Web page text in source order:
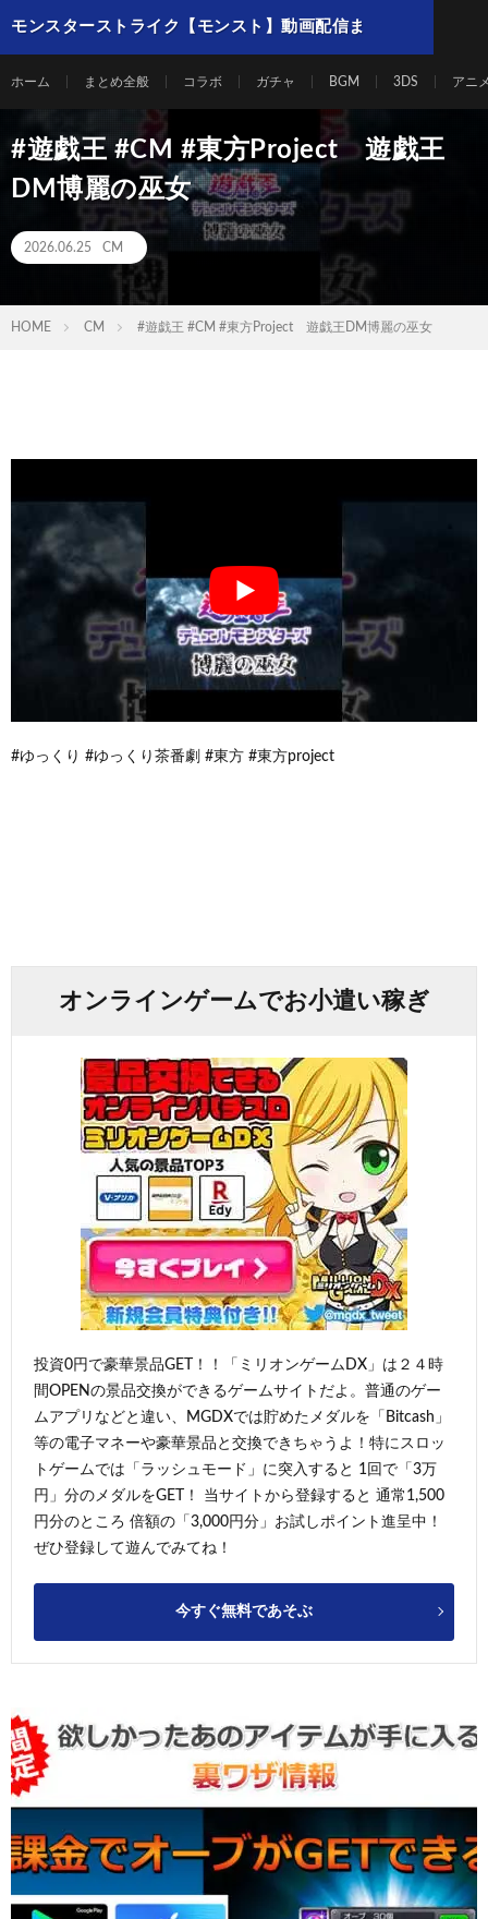
モンスターストライク【モンスト】動画配信ま
ホーム まとめ全般 コラボ ガチャ BGM 3DS アニ
#遊戯王 #CM #東方Project 遊戯王
DM博麗の巫女
2026.06.25 CM
HOME CM #遊戯王 #CM #東方Project 遊戯王DM博麗の巫女
#ゆっくり #ゆっくり茶番劇 #東方 #東方project
オンラインゲームでお小遣い稼ぎ
投資0円で豪華景品GET！！「ミリオンゲームDX」は２４時
間OPENの景品交換ができるゲームサイトだよ。普通のゲー
ムアプリなどと違い、MGDXでは貯めたメダルを「Bitcash」
等の電子マネーや豪華景品と交換できちゃうよ！特にスロッ
トゲームでは「ラッシュモード」に突入すると 1回で「3万
円」分のメダルをGET！ 当サイトから登録すると 通常1,500
円分のところ 倍額の「3,000円分」お試しポイント進呈中！
ぜひ登録して遊んでみてね！
今すぐ無料であそぶ